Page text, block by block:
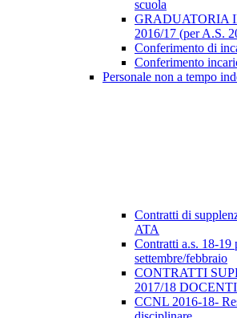
scuola
GRADUATORIA
2016/17 (per A.S.
Conferimento di
Conferimento
Personale non a tempo
Contratti di
ATA
Contratti a.s. 18-19
settembre/febbraio
CONTRATTI
2017/18
CCNL 2016-18-